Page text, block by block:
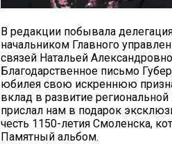
В редакции побывала
начальником Главного
связей Натальей
Благодарственное письмо
юбилея свою искреннюю
вклад в развитие
прислал нам в подарок
честь 1150-летия Смоленска,
Памятный альбом.